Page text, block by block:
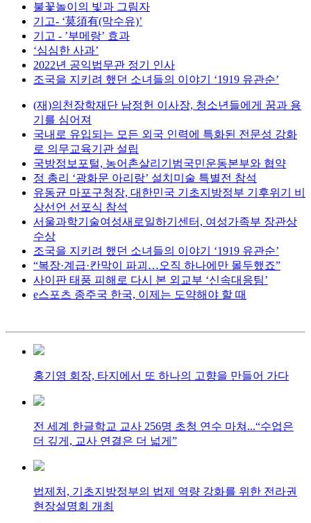
불꽃놀이의 빛과 그림자
기고- ‘莫須有(막수유)’
기고 - ’부메랑’ 효과
‘심심한 사과’
2022년 공익법무관 정기 인사
조국을 지키려 했던 소녀들의 이야기 ‘1919 유관순’
(재)의천장학재단 남정헌 이사장, 청소년들에게 꿈과 용
기를 심어져
국내로 유입되는 모든 외국 인력에 특화된 전문성 강화
로 의무교육기관 설립
국방정보포털, 농어촌살리기범국민운동본부와 협약
정 총리 ‘광화문 아리랑’ 설치미술 특별전 참석
유동균 마포구청장, 대한민국 기초지방정부 기후위기 비
상선언 선포식 참석
서울과학기술여성새로일하기센터, 여성가족부 장관상
수상
조국을 지키려 했던 소녀들의 이야기 ‘1919 유관순’
“복장·계급·칸막이 파괴…오직 하나에만 몰두했죠”
사이판 태풍 피해로 다시 본 외교부 ‘신속대응팀’
e스포츠 종주국 한국, 이제는 도약해야 할 때
홍기영 회장, 타지에서 또 하나의 고향을 만들어 가다
전 세계 한글학교 교사 256명 초청 연수 마쳐...“수업은
더 깊게, 교사 연결은 더 넓게”
법제처, 기초지방정부의 법제 역량 강화를 위한 전라권
현장설명회 개최